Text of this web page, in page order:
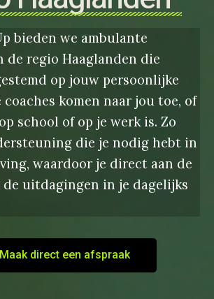
bieden we ambulante
de regio Haaglanden die
op jouw persoonlijke
komen naar jou toe, of
school of op je werk is. Zo
die je nodig hebt in
waardoor je direct aan de
uitdagingen in je dagelijks
Maak direct een afspraak